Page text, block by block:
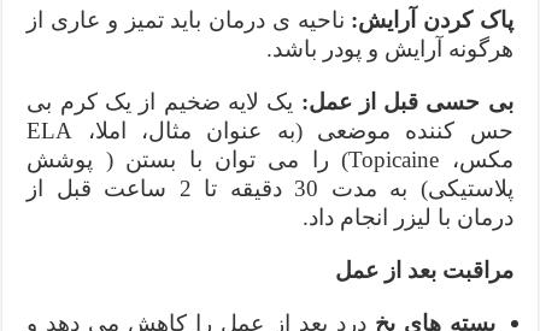
پاک کردن آرایش: ناحیه ی درمان باید تمیز و عاری از
هرگونه آرایش و پودر باشد.
بی حسی قبل از عمل: یک لایه ضخیم از یک کرم بی
حس کننده موضعی (به عنوان مثال، املا، ELA
مکس، Topicaine) را می توان با بستن ( پوشش
پلاستیکی) به مدت 30 دقیقه تا 2 ساعت قبل از
درمان با لیزر انجام داد.
مراقبت بعد از عمل
بسته های یخ درد بعد از عمل را کاهش می دهد و